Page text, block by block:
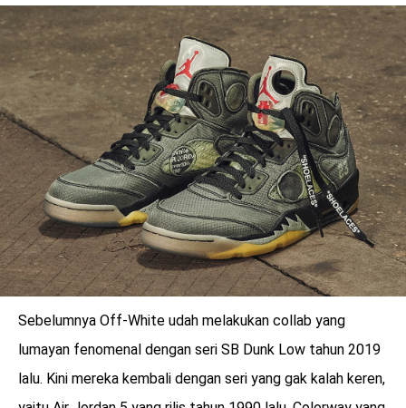
Sebelumnya Off-White udah melakukan collab yang
lumayan fenomenal dengan seri SB Dunk Low tahun 2019
lalu. Kini mereka kembali dengan seri yang gak kalah keren,